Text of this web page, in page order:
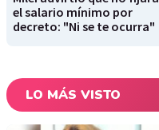
el salario mínimo por
decreto: "Ni se te ocurra"
LO MÁS VISTO